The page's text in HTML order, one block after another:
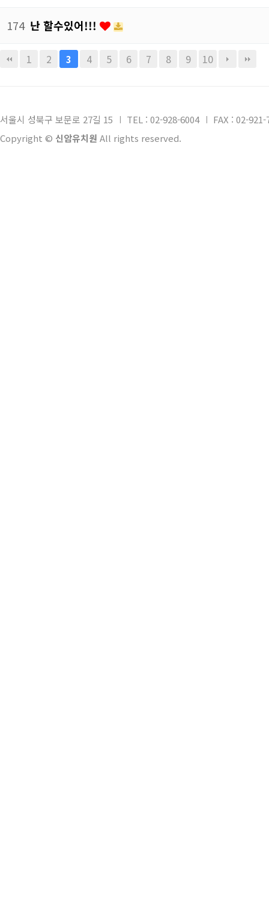
174 난 할수있어!!!
1 2 3 4 5 6 7 8 9 10
서울시 성북구 보문로 27길 15 TEL : 02-928-6004
FAX : 02-921-
Copyright © 신암유치원 All rights reserved.